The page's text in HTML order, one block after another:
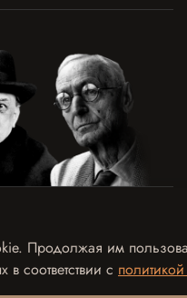
данных
целяхКонтакты
Продолжая им
соответствии с